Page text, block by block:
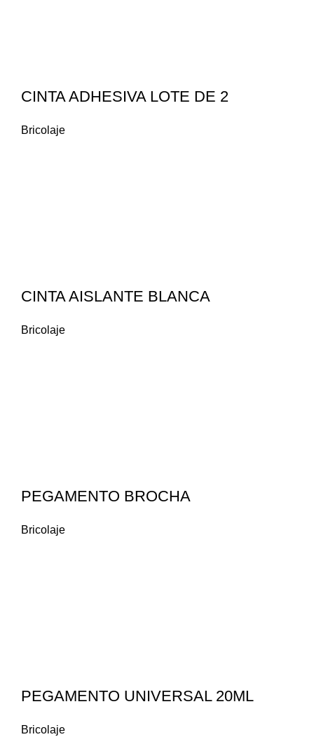
CINTA ADHESIVA LOTE DE 2
Bricolaje
CINTA AISLANTE BLANCA
Bricolaje
PEGAMENTO BROCHA
Bricolaje
PEGAMENTO UNIVERSAL 20ML
Bricolaje